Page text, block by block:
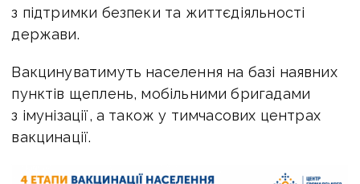
з підтримки безпеки та життєдіяльності
держави.
Вакцинуватимуть населення на базі наявних
пунктів щеплень, мобільними бригадами
з імунізації, а також у тимчасових центрах
вакцинації.